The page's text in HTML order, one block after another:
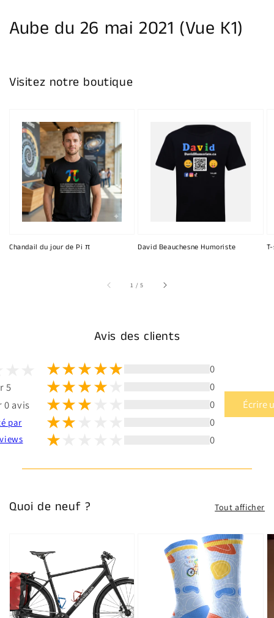
Aube du 26 mai 2021 (Vue K1)
Visitez notre boutique
Chandail du jour de Pi π David Beauchesne Humoriste
1 /sur
5
Avis des clients
5
0 avis
par
0
0
0
0
0
Écrire
Quoi de neuf ? Tout afficher